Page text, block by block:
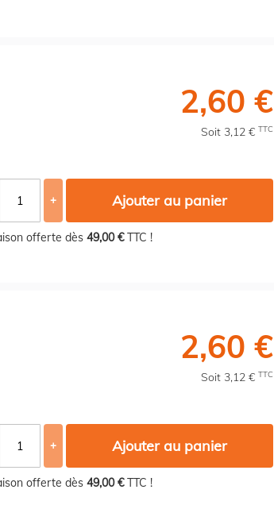
2,60 €
Soit 3,12 € TTC
+ Ajouter au panier
offerte dès 49,00 €TTC !
2,60 €
Soit 3,12 € TTC
+ Ajouter au panier
offerte dès 49,00 €TTC !